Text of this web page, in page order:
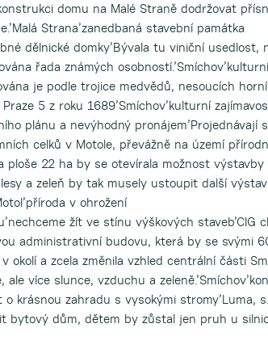
domu na Malé Straně dodržovat
Strana’zanedbaná stavební památka
dělnické domky’Bývala tu viniční
řada známých
je podle trojice medvědů, nesoucích
5 z roku 1689’Smíchov’kulturní
plánu a nevýhodný pronájem’Projednávají
celků v Motole, převážně na území
ploše 22 ha by se otevírala možnost
a zeleň by tak musely ustoupit další
v ohrožení
žít ve stínu výškových staveb’CIG
administrativní budovu, která by se svými
okolí a zcela změnila vzhled centrální části
více slunce, vzduchu a
o krásnou zahradu s vysokými stromy’Luma,
bytový dům, dětem by zůstal jen pruh u